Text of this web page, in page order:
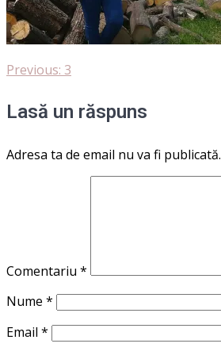
Navigare
în
articole
Previous: Previous
3
Lasă un răspuns
Adresa ta de email nu va fi publicată.
Comentariu *
Nume *
Email *